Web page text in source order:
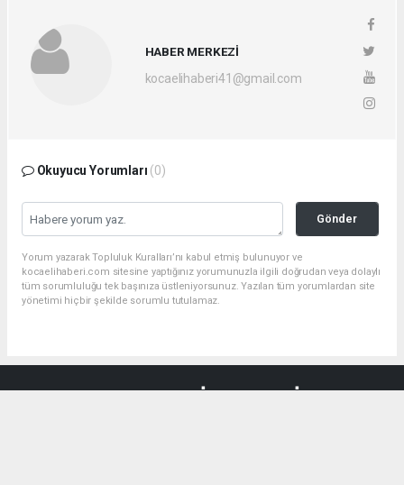
HABER MERKEZİ
kocaelihaberi41@gmail.com
Okuyucu Yorumları (0)
Gönder
Yorum yazarak Topluluk Kuralları’nı kabul etmiş bulunuyor ve
kocaelihaberi.com sitesine yaptığınız yorumunuzla ilgili doğrudan veya dolaylı
tüm sorumluluğu tek başınıza üstleniyorsunuz. Yazılan tüm yorumlardan site
yönetimi hiçbir şekilde sorumlu tutulamaz.